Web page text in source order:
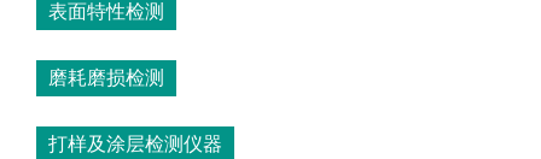
表面特性检测
磨耗磨损检测
打样及涂层检测仪器